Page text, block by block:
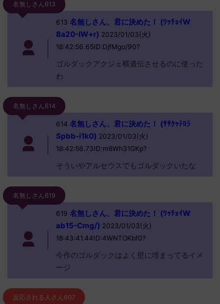
名無しさん613
613 名無しさん、君に決めた！ (ﾜｯﾁｮｲW
8a20-IW+r) 2023/01/03(火)
18:42:56.65ID:DjfMgo/90?
ゴルダックアクジェ横遺伝させるのに使った
わ
名無しさん614
614 名無しさん、君に決めた！ (ｻｻｸｯﾃﾛﾗ
Spbb-i1k0) 2023/01/03(火)
18:42:56.73ID:m8Wh31GKp?
そういやアルセウスでもゴルダックいたな
名無しさん619
619 名無しさん、君に決めた！ (ﾜｯﾁｮｲW
ab15-Cmg/) 2023/01/03(火)
18:43:41.44ID:4WNTOKbf0?
今作のゴルダックはよく壁に埋まってるイメ
ージ
反応される人さん607